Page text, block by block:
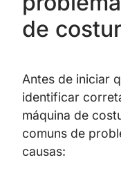
de
Antes de iniciar
identificar
máquina de
comuns de
causas: